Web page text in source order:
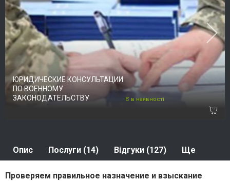
ЮРИДИЧЕСКИЕ КОНСУЛЬТАЦИИ
ПО ВОЕННОМУ
ЗАКОНОДАТЕЛЬСТВУ
Є в наявності
Опис Послуги (14) Відгуки (127) Ще
Проверяем правильное назначение и взыскание